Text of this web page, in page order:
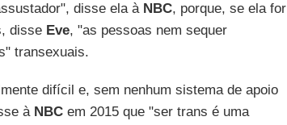
disse ela à NBC, porque, se ela for
disse Eve, "as pessoas nem sequer
transexuais.
difícil e, sem nenhum sistema de apoio
à NBCem 2015 que "ser trans é uma